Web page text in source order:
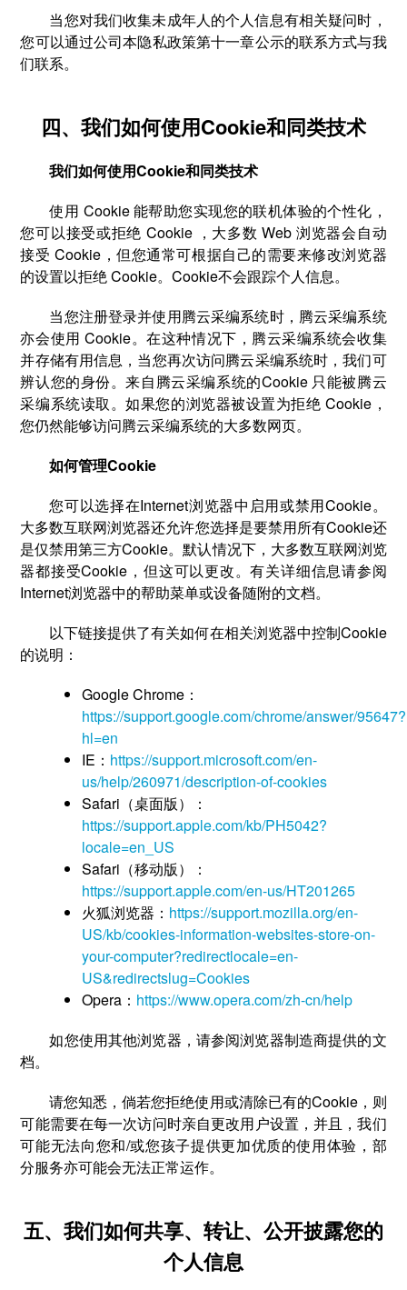
当您对我们收集未成年人的个人信息有相关疑问时，
您可以通过公司本隐私政策第十一章公示的联系方式与我
们联系。
四、我们如何使用Cookie和同类技术
我们如何使用Cookie和同类技术
使用 Cookie 能帮助您实现您的联机体验的个性化，
您可以接受或拒绝 Cookie ，大多数 Web 浏览器会自动
接受 Cookie，但您通常可根据自己的需要来修改浏览器
的设置以拒绝 Cookie。Cookie不会跟踪个人信息。
当您注册登录并使用腾云采编系统时，腾云采编系统
亦会使用 Cookie。在这种情况下，腾云采编系统会收集
并存储有用信息，当您再次访问腾云采编系统时，我们可
辨认您的身份。来自腾云采编系统的Cookie 只能被腾云
采编系统读取。如果您的浏览器被设置为拒绝 Cookie，
您仍然能够访问腾云采编系统的大多数网页。
如何管理Cookie
您可以选择在Internet浏览器中启用或禁用Cookie。
大多数互联网浏览器还允许您选择是要禁用所有Cookie还
是仅禁用第三方Cookie。默认情况下，大多数互联网浏览
器都接受Cookie，但这可以更改。有关详细信息请参阅
Internet浏览器中的帮助菜单或设备随附的文档。
以下链接提供了有关如何在相关浏览器中控制Cookie
的说明：
Google Chrome：
https://support.google.com/chrome/answer/95647?
hl=en
IE： https://support.microsoft.com/en-
us/help/260971/description-of-cookies
Safari（桌面版）：
https://support.apple.com/kb/PH5042?
locale=en_US
Safari（移动版）：
https://support.apple.com/en-us/HT201265
火狐浏览器： https://support.mozilla.org/en-
US/kb/cookies-information-websites-store-on-
your-computer?redirectlocale=en-
US&redirectslug=Cookies
Opera： https://www.opera.com/zh-cn/help
如您使用其他浏览器，请参阅浏览器制造商提供的文
档。
请您知悉，倘若您拒绝使用或清除已有的Cookie，则
可能需要在每一次访问时亲自更改用户设置，并且，我们
可能无法向您和/或您孩子提供更加优质的使用体验，部
分服务亦可能会无法正常运作。
五、我们如何共享、转让、公开披露您的
个人信息